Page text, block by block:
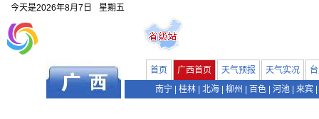
今天是2026年8月7日 星期五
首页 广西首页 天气预报 天气实况
南宁
桂林 北海 柳州 百色 河池 来宾